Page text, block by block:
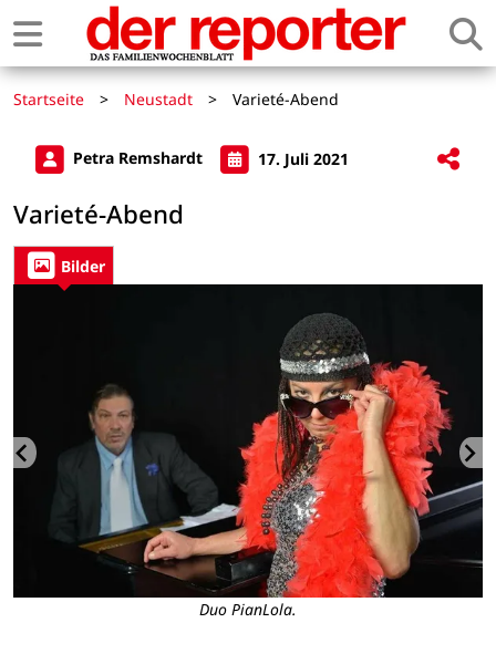
Startseite > Neustadt > Varieté-Abend
Petra Remshardt 17. Juli 2021
Varieté-Abend
Bilder
Duo PianLola.